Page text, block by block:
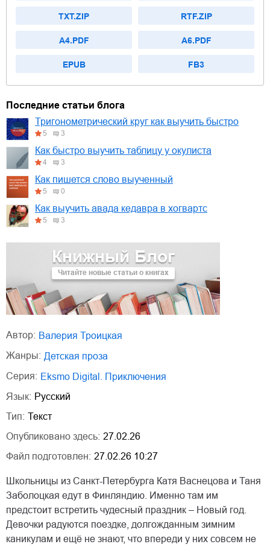
TXT.ZIP RTF.ZIP
A4.PDF A6.PDF
EPUB FB3
Книжный Блог
Читайте новые статьи о книгах
Последние статьи блога
Тригонометрический круг как выучить быстро
5 3
Как быстро выучить таблицу у окулиста
4 3
Как пишется слово выученный
5 0
Как выучить авада кедавра в хогвартс
5 3
Автор:
Валерия Троицкая
Жанры:
детская проза
Серия:
Eksmo Digital. Приключения
Язык: Русский
Тип: Текст
Опубликовано здесь: 27.02.26
Файл подготовлен: 27.02.26 10:27
Школьницы из Санкт-Петербурга Катя Васнецова и Таня
Заболоцкая едут в Финляндию. Именно там им
предстоит встретить чудесный праздник – Новый год.
Девочки радуются поездке, долгожданным зимним
каникулам и ещё не знают, что впереди у них совсем не